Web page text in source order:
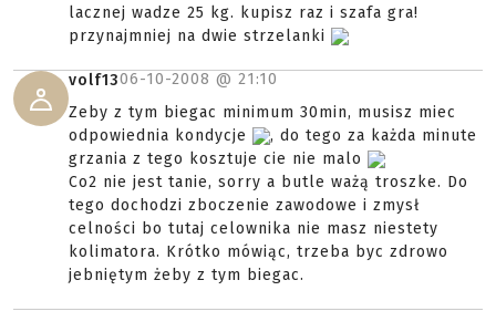
lacznej wadze 25 kg. kupisz raz i szafa gra!
przynajmniej na dwie strzelanki
volf1306-10-2008 @ 21:10
Zeby z tym biegac minimum 30min, musisz miec
odpowiednia kondycje
, do tego za każda minute
grzania z tego kosztuje cie nie malo
Co2 nie jest tanie, sorry a butle ważą troszke. Do
tego dochodzi zboczenie zawodowe i zmysł
celności bo tutaj celownika nie masz niestety
kolimatora. Krótko mówiąc, trzeba byc zdrowo
jebniętym żeby z tym biegac.